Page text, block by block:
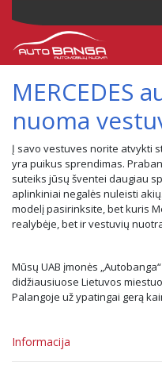
MERCEDES
nuoma
Į savo vestuves norite atvykti
yra puikus sprendimas.
suteiks jūsų šventei daugiau
aplinkiniai negalės nuleisti
modelį pasirinksite, bet kuris
realybėje, bet ir vestuvių
Mūsų UAB įmonės
didžiausiuose Lietuvos
Palangoje už ypatingai gerą
Informacija